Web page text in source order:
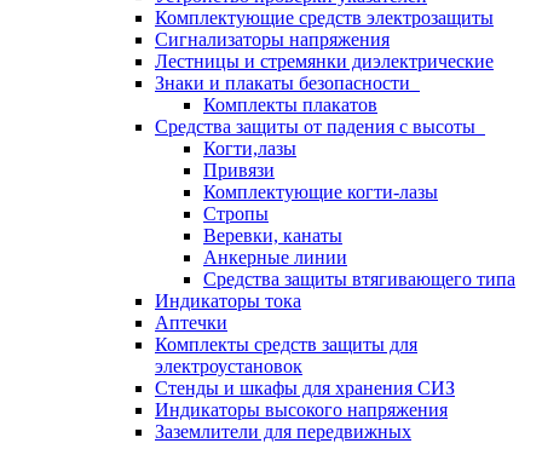
Комплектующие средств электрозащиты
Сигнализаторы напряжения
Лестницы и стремянки диэлектрические
Знаки и плакаты безопасности
Комплекты плакатов
Средства защиты от падения с высоты
Когти,лазы
Привязи
Комплектующие когти-лазы
Стропы
Веревки, канаты
Анкерные линии
Средства защиты втягивающего типа
Индикаторы тока
Аптечки
Комплекты средств защиты для
электроустановок
Стенды и шкафы для хранения СИЗ
Индикаторы высокого напряжения
Заземлители для передвижных